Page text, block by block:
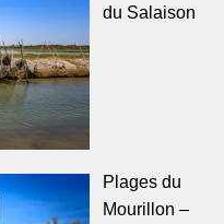
du Salaison
Plages du
Mourillon –